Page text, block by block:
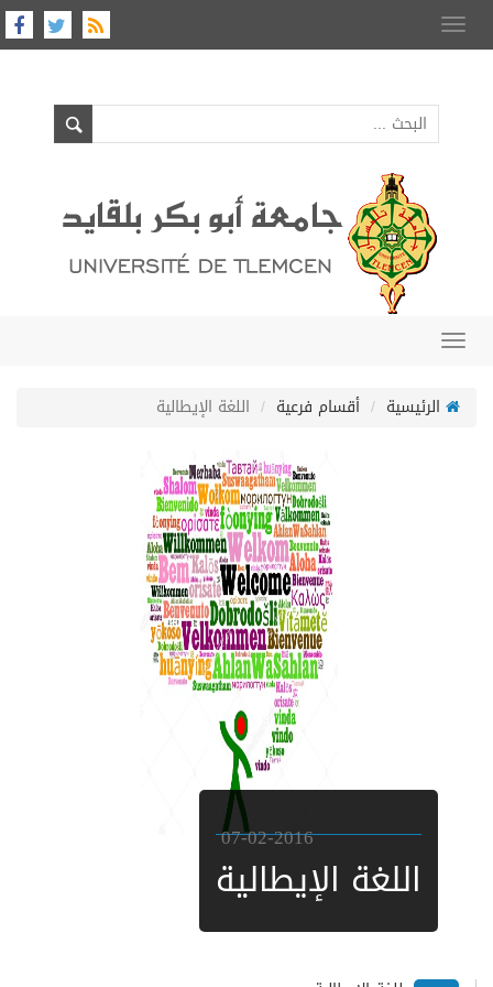
Toggle
navigation
Toggle
الرئيسية
أقسام فرعية اللغة الإيطالية
07-02-2016
اللغة الإيطالية